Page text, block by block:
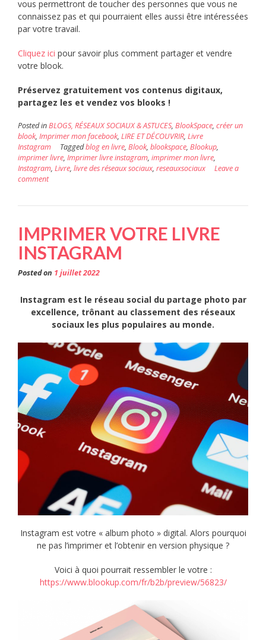
vous permettront de toucher des personnes que vous ne
connaissez pas et qui pourraient elles aussi être intéressées
par votre travail.
Cliquez ici pour savoir plus comment partager et vendre
votre blook.
Préservez gratuitement vos contenus digitaux,
partagez les et vendez vos blooks !
Posted inBLOGS, RÉSEAUX SOCIAUX & ASTUCES, BlookSpace, créer un
blook, Imprimer mon facebook, LIRE ET DÉCOUVRIR, Livre
Instagram
Taggedblog en livre, Blook, blookspace, Blookup,
imprimer livre, Imprimer livre instagram, imprimer mon livre,
Instagram, Livre, livre des réseaux sociaux, reseauxsociaux
Leave a
comment
IMPRIMER VOTRE LIVRE
INSTAGRAM
Posted on 1 juillet 2022
Instagram est le réseau social du partage photo par
excellence, trônant au classement des réseaux
sociaux les plus populaires au monde.
Instagram est votre « album photo » digital. Alors pourquoi
ne pas l’imprimer et l’obtenir en version physique ?
Voici à quoi pourrait ressembler le votre :
https://www.blookup.com/fr/b2b/preview/56823/